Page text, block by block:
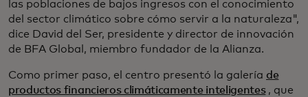
las poblaciones de bajos ingresos con el conocimiento
del sector climático sobre cómo servir a la naturaleza",
dice David del Ser, presidente y director de innovación
de BFA Global, miembro fundador de la Alianza.
Como primer paso, el centro presentó la galería de
productos financieros climáticamente inteligentes, que